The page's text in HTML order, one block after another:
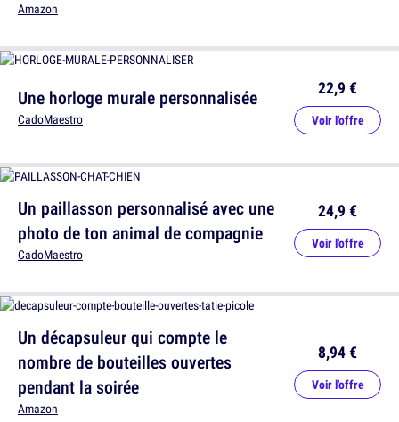
Amazon
Un décapsuleur qui compte le
nombre de bouteilles ouvertes
pendant la soirée
Amazon
8,94 €
Voir l'offre
Une horloge murale personnalisée
CadoMaestro
22,9 €
Voir l'offre
Un paillasson personnalisé avec une
photo de ton animal de compagnie
CadoMaestro
24,9 €
Voir l'offre